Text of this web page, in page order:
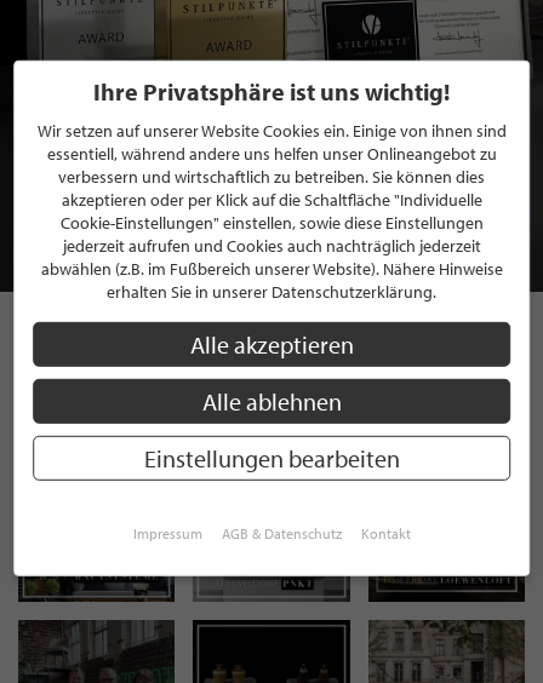
BEWERBEN SIE SICH FÜR EINE GRATIS
MITGLIEDSCHAFT BEI STILPUNKTE®
JETZT GRATIS BEWERBEN
STILPUNKTE AUF
INSTAGRAM
Ihre Privatsphäre ist uns wichtig!
Wir setzen auf unserer Website Cookies ein. Einige von ihnen sind
essentiell, während andere uns helfen unser Onlineangebot zu
verbessern und wirtschaftlich zu betreiben. Sie können dies
akzeptieren oder per Klick auf die Schaltfläche "Individuelle
Cookie-Einstellungen" einstellen, sowie diese Einstellungen
jederzeit aufrufen und Cookies auch nachträglich jederzeit
abwählen (z.B. im Fußbereich unserer Website). Nähere Hinweise
erhalten Sie in unserer Datenschutzerklärung.
Alle akzeptieren
Alle ablehnen
Einstellungen bearbeiten
Impressum AGB & Datenschutz Kontakt